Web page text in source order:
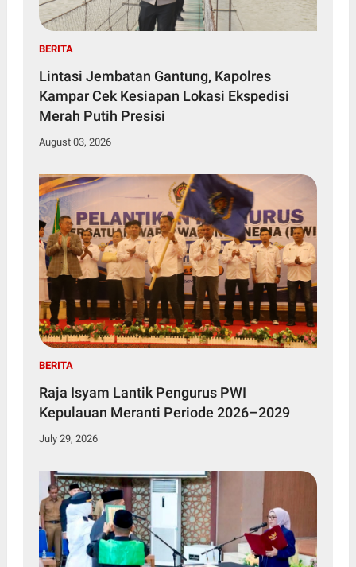
BERITA
Lintasi Jembatan Gantung, Kapolres
Kampar Cek Kesiapan Lokasi Ekspedisi
Merah Putih Presisi
August 03, 2026
BERITA
Raja Isyam Lantik Pengurus PWI
Kepulauan Meranti Periode 2026–2029
July 29, 2026